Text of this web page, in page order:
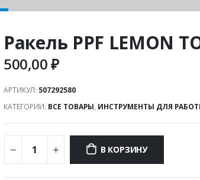
Ракель PPF LEMON
500,00₽
АРТИКУЛ: 507292580
КАТЕГОРИИ: ВСЕ ТОВАРЫ, ИНСТРУМЕНТЫ ДЛЯ
В КОРЗИНУ